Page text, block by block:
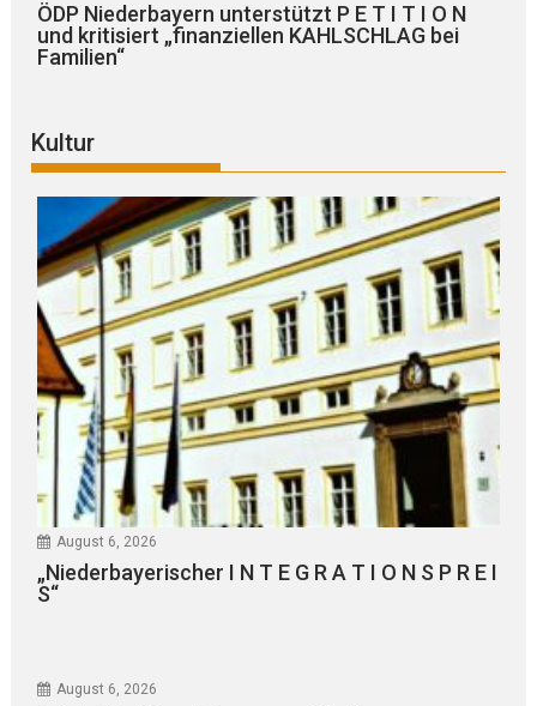
ÖDP Niederbayern unterstützt P E T I T I O N
und kritisiert „finanziellen KAHLSCHLAG bei
Familien“
Kultur
August 6, 2026
„Niederbayerischer I N T E G R A T I O N S P R E I
S“
August 6, 2026